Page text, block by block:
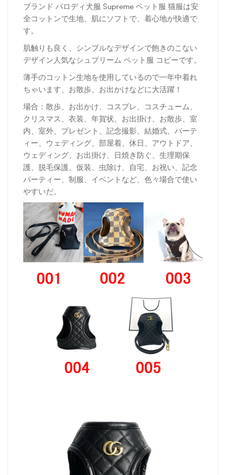
ブランド パロディ犬服 Supreme ペット服 猫服は安
全コットンで生地、肌にソフトで、着心地が快適で
す。
肌触りも良く、シンプルなデザインで飽きのこない
デザイン人気なシュプリーム ペット服 コピーです。
薄手のコットン生地を使用しているので一年中着れ
ちゃいます、お散歩、お出かけなどに大活躍！
場合：散歩、お出かけ、コスプレ、コスチューム、
クリスマス、衣装、年賀状、お出掛け、お散歩、室
内、室外、プレゼント、記念撮影、結婚式、パーテ
ィー、ウェディング、部屋着、休日、アウトドア、
ウェディング、お出掛け、日焼き防ぐ、生理期保
護、脱毛保護、仮装、虫除け、自宅、お祝い、記念
パーティー、制服、イベントなど、色々場合で使い
やすいだ。